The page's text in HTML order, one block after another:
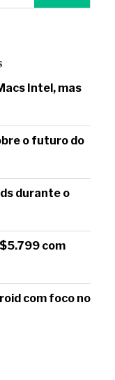
Intel, mas
o futuro do
durante o
com
com foco no